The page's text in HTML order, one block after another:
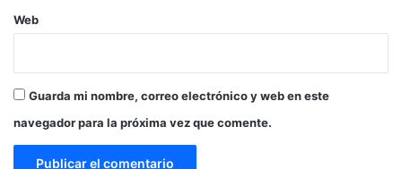
Web
Guarda mi nombre, correo electrónico y web en este
navegador para la próxima vez que comente.